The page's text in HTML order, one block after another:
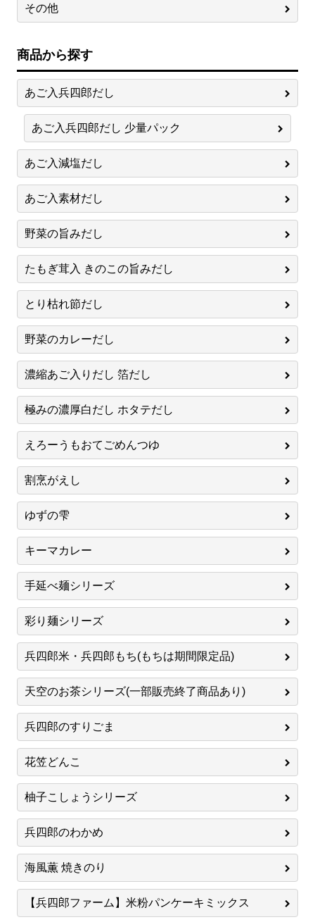
その他
商品から探す
あご入兵四郎だし
あご入兵四郎だし 少量パック
あご入減塩だし
あご入素材だし
野菜の旨みだし
たもぎ茸入 きのこの旨みだし
とり枯れ節だし
野菜のカレーだし
濃縮あご入りだし 箔だし
極みの濃厚白だし ホタテだし
えろーうもおてごめんつゆ
割烹がえし
ゆずの雫
キーマカレー
手延べ麺シリーズ
彩り麺シリーズ
兵四郎米・兵四郎もち(もちは期間限定品)
天空のお茶シリーズ(一部販売終了商品あり)
兵四郎のすりごま
花笠どんこ
柚子こしょうシリーズ
兵四郎のわかめ
海風薫 焼きのり
【兵四郎ファーム】米粉パンケーキミックス